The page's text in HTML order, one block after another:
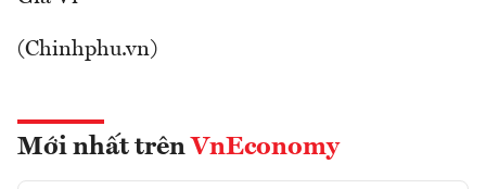
(Chinhphu.vn)
Mới nhất trên VnEconomy